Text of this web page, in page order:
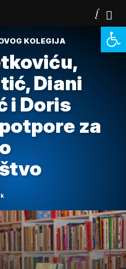
KOLEGIJA
Diani
i Doris
za